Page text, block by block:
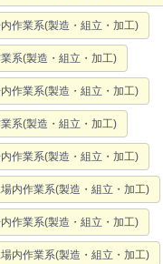
作業系(製造・組立・加工)
系(製造・組立・加工)
作業系(製造・組立・加工)
系(製造・組立・加工)
作業系(製造・組立・加工)
内作業系(製造・組立・加工)
作業系(製造・組立・加工)
内作業系(製造・組立・加工)